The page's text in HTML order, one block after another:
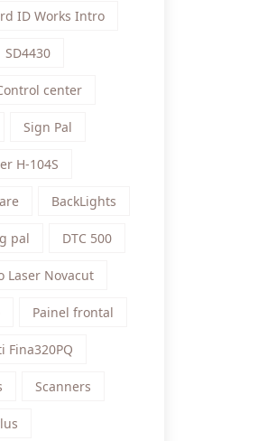
ID Works Intro
SD4430
center
Sign Pal
H-104S
BackLights
pal DTC 500
Laser Novacut
Painel frontal
Fina320PQ
Scanners